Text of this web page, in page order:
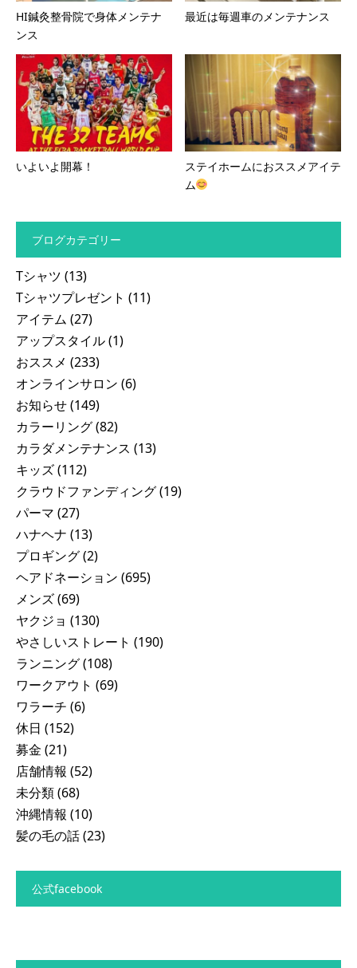
HI鍼灸整骨院で身体メンテナ
ンス
最近は毎週車のメンテナンス
いよいよ開幕！
ステイホームにおススメアイテ
ム
ブログカテゴリー
Tシャツ (13)
Tシャツプレゼント (11)
アイテム (27)
アップスタイル(1)
おススメ (233)
オンラインサロン (6)
お知らせ(149)
カラーリング(82)
カラダメンテナンス (13)
キッズ(112)
クラウドファンディング(19)
パーマ (27)
ハナヘナ (13)
プロギング(2)
ヘアドネーション (695)
メンズ(69)
ヤクジョ (130)
やさしいストレート (190)
ランニング(108)
ワークアウト (69)
ワラーチ (6)
休日 (152)
募金 (21)
店舗情報 (52)
未分類(68)
沖縄情報 (10)
髪の毛の話(23)
公式facebook